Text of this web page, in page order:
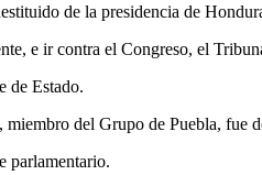
de la presidencia de
e ir contra el Congreso, el
de Estado.
del Grupo de Puebla, fue
parlamentario.